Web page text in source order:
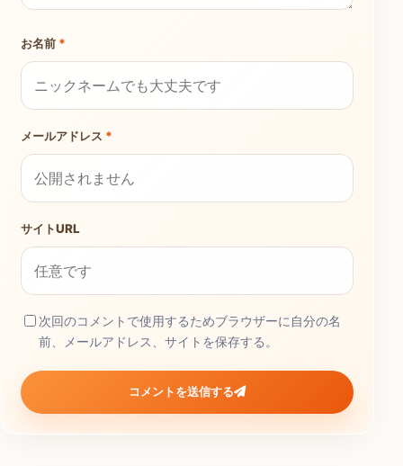
お名前 *
メールアドレス *
サイトURL
次回のコメントで使用するためブラウザーに自分の名
前、メールアドレス、サイトを保存する。
コメントを送信する